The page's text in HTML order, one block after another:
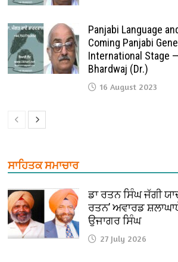
Panjabi Language
Coming Panjabi
International Stage
Bhardwaj (Dr.)
16 August 2023
ਸਾਹਿਤਕ ਸਮਾਚਾਰ
ਡਾ ਰਤਨ ਸਿੰਘ ਜੱਗੀ
ਰਤਨ’ ਅਵਾਰਡ
ਉਜਾਗਰ ਸਿੰਘ
27 July 2026